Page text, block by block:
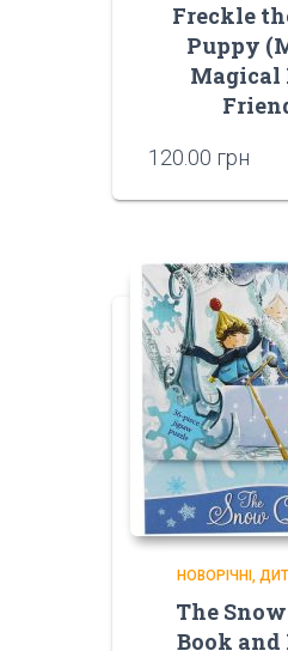
Freckle
Puppy
Magical
120.00 грн
НОВОРІЧНІ
The
Book and